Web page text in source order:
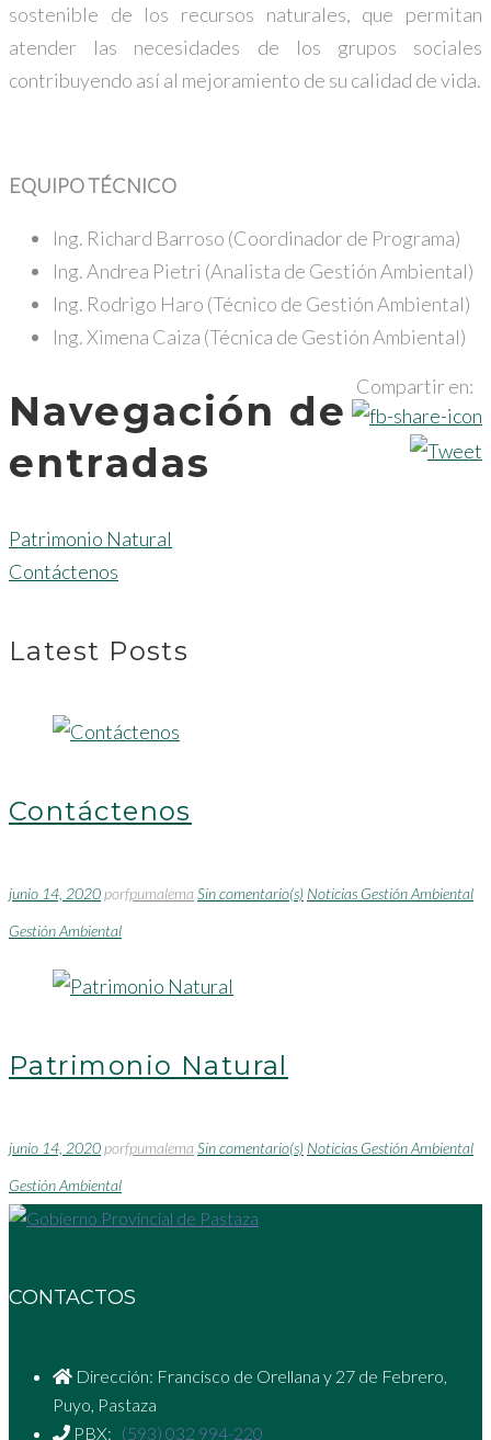
sostenible de los recursos naturales, que permitan
atender las necesidades de los grupos sociales
contribuyendo así al mejoramiento de su calidad de vida.
EQUIPO TÉCNICO
Ing. Richard Barroso (Coordinador de Programa)
Ing. Andrea Pietri (Analista de Gestión Ambiental)
Ing. Rodrigo Haro (Técnico de Gestión Ambiental)
Ing. Ximena Caiza (Técnica de Gestión Ambiental)
Compartir en:
Navegación de
entradas
Patrimonio Natural
Contáctenos
Latest Posts
Contáctenos
junio 14, 2020porfpumalema Sin comentario(s) Noticias Gestión Ambiental
Gestión Ambiental
Patrimonio Natural
junio 14, 2020porfpumalema Sin comentario(s) Noticias Gestión Ambiental
Gestión Ambiental
CONTACTOS
Dirección: Francisco de Orellana y 27 de Febrero,
Puyo, Pastaza
PBX: (593) 032 994-220